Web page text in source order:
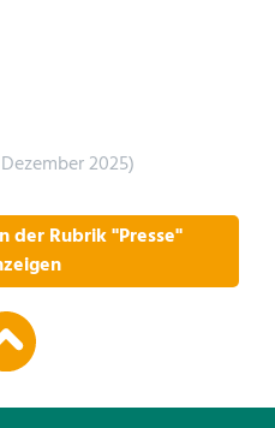
2025)
der Rubrik "Presse"